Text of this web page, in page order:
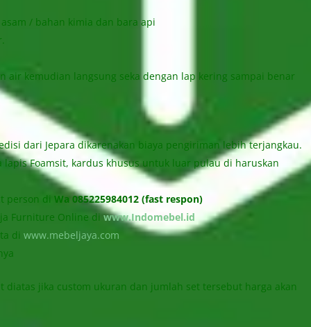
/ bahan kimia dan bara api
air kemudian langsung seka dengan lap kering sampai benar
dari Jepara dikarenakan biaya pengiriman lebih terjangkau.
Foamsit, kardus khusus untuk luar pulau di haruskan
person diWa 085225984012 (fast respon)
Furniture Online diwww.Indomebel.id
diwww.mebeljaya.com
diatas jika custom ukuran dan jumlah set tersebut harga akan